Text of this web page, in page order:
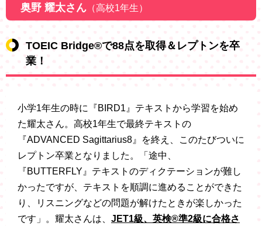
奥野 耀太さん （高校1年生）
TOEIC Bridge®で88点を取得＆レプトンを卒
業！
小学1年生の時に『BIRD1』テキストから学習を始め
た耀太さん。高校1年生で最終テキストの
『ADVANCED Sagittarius8』を終え、このたびついに
レプトン卒業となりました。「途中、
『BUTTERFLY』テキストのディクテーションが難し
かったですが、テキストを順調に進めることができた
り、リスニングなどの問題が解けたときが楽しかった
です」。耀太さんは、 JET1級、英検®準2級に合格さ